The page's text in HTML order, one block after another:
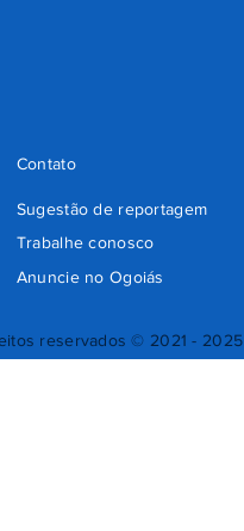
reservados © 2021 - 2025
Sugestão de reportagem
Trabalhe conosco
Anuncie no Ogoiás
Contato